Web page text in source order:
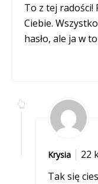
To z tej radości!
Ciebie.
hasło, ale ja w
Krysia
22
Tak się